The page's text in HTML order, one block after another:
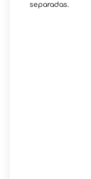
separadas.